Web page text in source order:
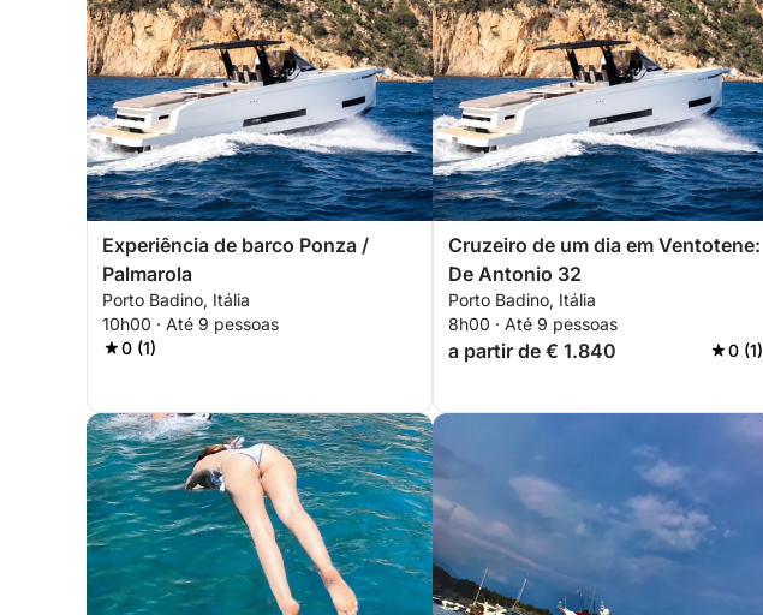
Experiência de barco Ponza /
Palmarola
Porto Badino, Itália
10h00 · Até 9 pessoas
0 (1)
Cruzeiro de um dia em Ventotene:
De Antonio 32
Porto Badino, Itália
8h00 · Até 9 pessoas
a partir de € 1.840 0 (1)